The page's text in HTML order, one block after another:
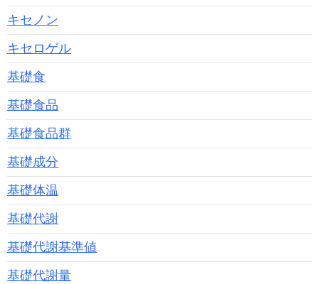
キセノン
キセロゲル
基礎食
基礎食品
基礎食品群
基礎成分
基礎体温
基礎代謝
基礎代謝基準値
基礎代謝量